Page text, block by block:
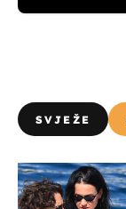
SVJEŽE